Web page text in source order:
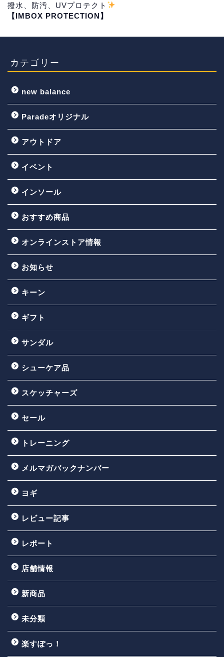
撥水、防汚、UVプロテクト
【IMBOX PROTECTION】
カテゴリー
new balance
Paradeオリジナル
アウトドア
イベント
インソール
おすすめ商品
オンラインストア情報
お知らせ
キーン
ギフト
サンダル
シューケア品
スケッチャーズ
セール
トレーニング
メルマガバックナンバー
ヨギ
レビュー記事
レポート
店舗情報
新商品
未分類
楽すぽっ！